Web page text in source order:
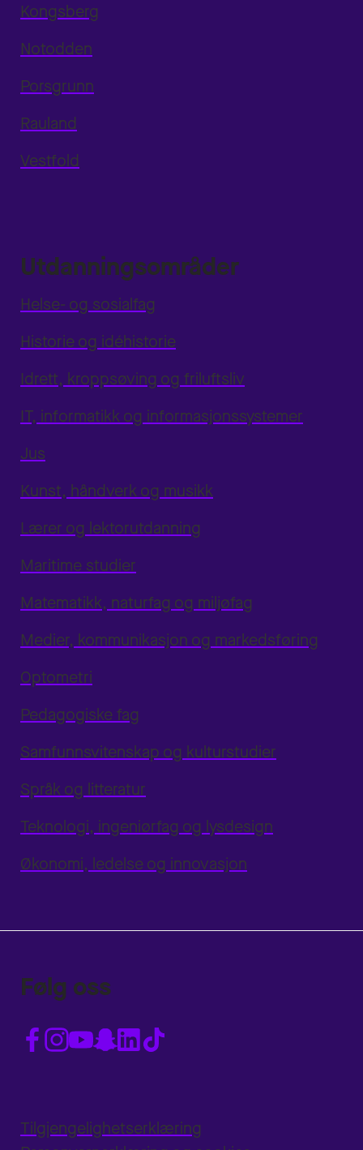
Kongsberg
Notodden
Porsgrunn
Rauland
Vestfold
Utdanningsområder
Helse- og sosialfag
Historie og idéhistorie
Idrett, kroppsøving og friluftsliv
IT, informatikk og informasjonssystemer
Jus
Kunst, håndverk og musikk
Lærer og lektorutdanning
Maritime studier
Matematikk, naturfag og miljøfag
Medier, kommunikasjon og markedsføring
Optometri
Pedagogiske fag
Samfunnsvitenskap og kulturstudier
Språk og litteratur
Teknologi, ingeniørfag og lysdesign
Økonomi, ledelse og innovasjon
Følg oss
Tilgjengelighetserklæring